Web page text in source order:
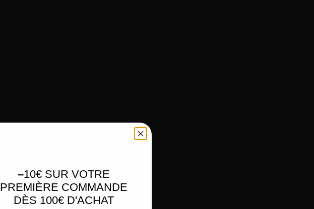
–10€ SUR VOTRE
PREMIÈRE COMMANDE
DÈS 100€ D'ACHAT